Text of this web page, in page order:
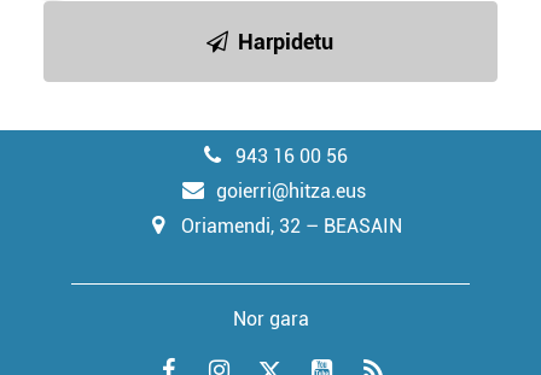
Harpidetu
943 16 00 56
goierri@hitza.eus
Oriamendi, 32 – BEASAIN
Nor gara